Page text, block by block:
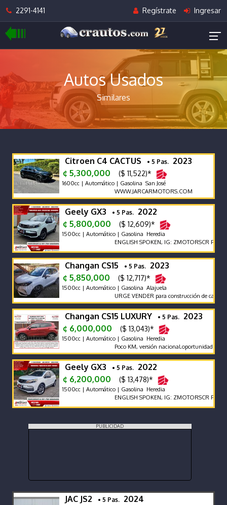
2291-4141 Regístrate Ingresar
Autos Usados
Similares
Citroen C4 CACTUS • 5 Pas. 2023
¢ 5,300,000
($ 11,522)*
1600cc | Automático | Gasolina San José
WWW.JARCARMOTORS.COM
Geely GX3 • 5 Pas. 2022
¢ 5,800,000
($ 12,609)*
1500cc | Automático | Gasolina Heredia
ENGLISH SPOKEN, IG: ZMOTORSCR FB: Z
Changan CS15 • 5 Pas. 2023
¢ 5,850,000
($ 12,717)*
1500cc | Automático | Gasolina Alajuela
URGE VENDER para construcción de casa.
Changan CS15 LUXURY • 5 Pas. 2023
¢ 6,000,000
($ 13,043)*
1500cc | Automático | Gasolina Heredia
Poco KM, versión nacional.oportunidad exc
Geely GX3 • 5 Pas. 2022
¢ 6,200,000
($ 13,478)*
1500cc | Automático | Gasolina Heredia
ENGLISH SPOKEN, IG: ZMOTORSCR FB: Z
PUBLICIDAD
JAC JS2 • 5 Pas. 2024